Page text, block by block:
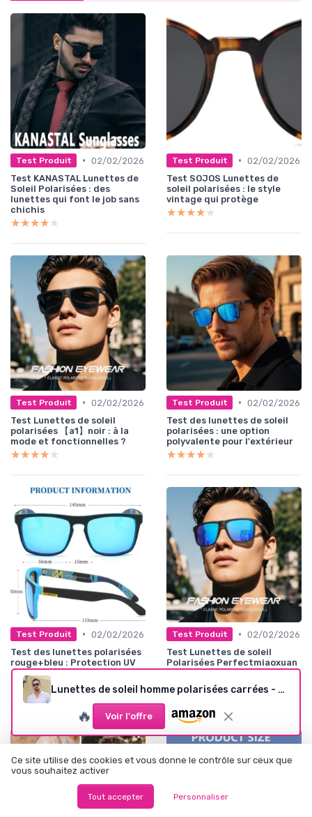
Test Produit • 02/02/2026
Test KANASTAL Lunettes de
Soleil Polarisées : des
lunettes qui font le job sans
chichis
★★★★★
★★★★★
Test Produit • 02/02/2026
Test SOJOS Lunettes de
soleil polarisées : le style
vintage qui protège
★★★★★
★★★★★
Test Produit • 02/02/2026
Test Lunettes de soleil
polarisées 【a1】noir : à la
mode et fonctionnelles ?
★★★★★
★★★★★
Test Produit • 02/02/2026
Test des lunettes de soleil
polarisées : une option
polyvalente pour l'extérieur
★★★★★
★★★★★
Test Produit • 02/02/2026
Test des lunettes polarisées
rouge+bleu : Protection UV
pour toutes vos sorties
★★★★★
★★★★★
Test Produit • 02/02/2026
Test Lunettes de soleil
Polarisées Perfectmiaoxuan
: Protection efficace à un bon
★★★★★
★★★★★
Lunettes de soleil homme polarisées carrées - UV400
🔥 Voir l'offre
Ce site utilise des cookies et vous donne le contrôle sur ceux que
vous souhaitez activer
Tout accepter Personnaliser